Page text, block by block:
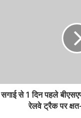
सगाई से 1 दिन पहले
रेलवे ट्रैक पर